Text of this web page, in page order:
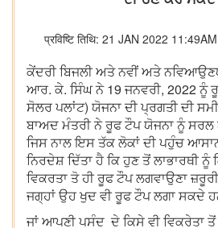
प्रविष्टि तिथि: 21 JAN 2022
ਕੇਂਦਰੀ ਬਿਜਲੀ ਅਤੇ ਨਵੀਂ ਅਤੇ
ਆਰ. ਕੇ. ਸਿੰਘ ਨੇ 19 ਜਨਵਰੀ, 2022 ਨੂੰ
ਸੋਲਰ ਪਲਾਂਟ) ਯੋਜਨਾ ਦੀ ਪ੍ਰਗਤੀ ਦੀ
ਬਾਅਦ ਮੰਤਰੀ ਨੇ ਰੂਫ ਟੌਪ ਯੋਜਨਾ ਨੂੰ ਸਰਲ
ਜਿਸ ਨਾਲ ਇਸ ਤੱਕ ਲੋਕਾਂ ਦੀ ਪਹੁੰਚ
ਨਿਰਦੇਸ਼ ਦਿੱਤਾ ਹੈ ਕਿ ਹੁਣ ਤੋਂ ਲਾਭਾਰਥੀ ਨੂੰ
ਵਿਕਰਤਾ ਤੋ ਹੀ ਰੂਫ ਟੌਪ ਲਗਵਾਉਣਾ
ਜਗ੍ਹਾਂ ਉਹ ਖੁਦ ਵੀ ਰੂਫ ਟੌਪ ਲਗਾ ਸਕਦੇ
ਜਾਂ ਆਪਣੀ ਪਸੰਦ ਦੇ ਕਿਸੇ ਵੀ ਵਿਕਰੇਤਾ